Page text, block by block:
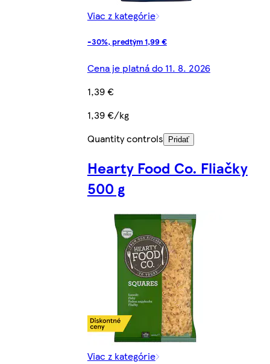
Viac z kategórie
-30%, predtým 1,99 €
Cena je platná do 11. 8. 2026
1,39 €
1,39 €/kg
Quantity controls
Pridať
Hearty Food Co. Fliačky
500 g
Viac z kategórie